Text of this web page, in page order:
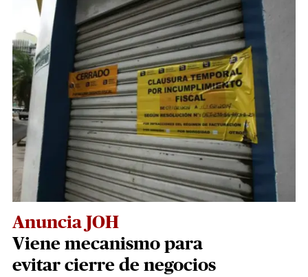
Anuncia JOH
Viene mecanismo para
evitar cierre de negocios